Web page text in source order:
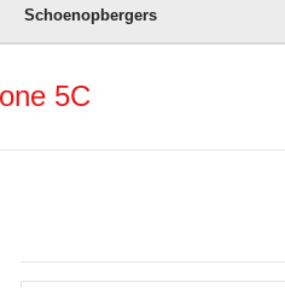
Schoenopbergers
5C